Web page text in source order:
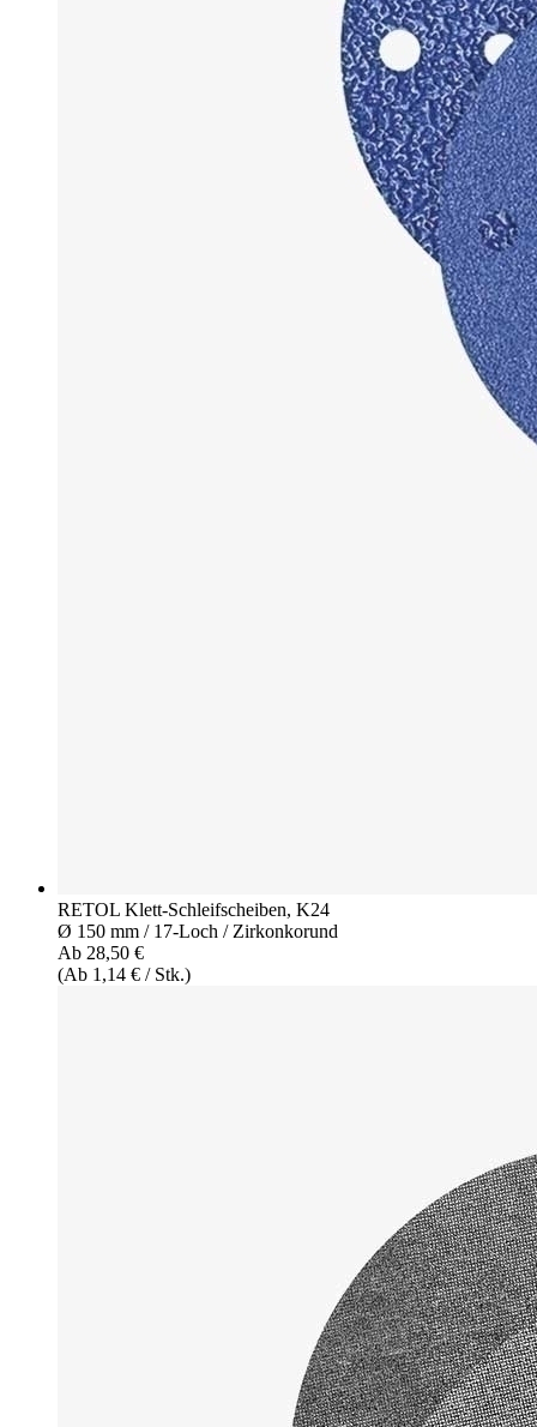
RETOL Klett-Schleifscheiben, K24
Ø 150 mm / 17-Loch / Zirkonkorund
Ab 28,50 €
(Ab 1,14 € / Stk.)